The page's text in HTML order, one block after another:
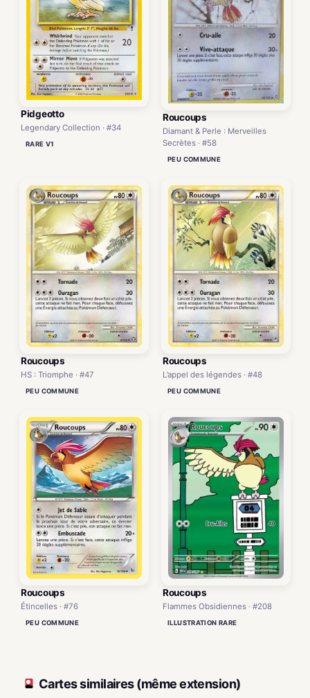
Pidgeotto
Legendary Collection · #34
RARE V1
Roucoups
Diamant & Perle : Merveilles
Secrètes · #58
PEU COMMUNE
Roucoups
HS : Triomphe · #47
PEU COMMUNE
Roucoups
L’appel des légendes · #48
PEU COMMUNE
Roucoups
Étincelles · #76
PEU COMMUNE
Roucoups
Flammes Obsidiennes · #208
ILLUSTRATION RARE
Cartes similaires (même extension)